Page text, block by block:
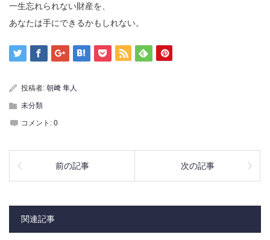
一生忘れられない財産を、
あなたは手にできるかもしれない。
投稿者: 朝﨑 隼人
未分類
コメント: 0
前の記事 次の記事
関連記事